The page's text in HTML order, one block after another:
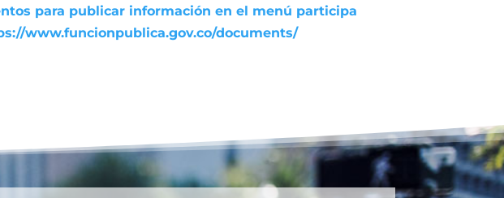
para publicar información en el menú participa
www.funcionpublica.gov.co/documents/